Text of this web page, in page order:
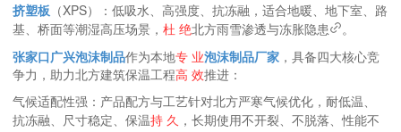
挤塑板 （XPS）
：低吸水、高强度、抗冻融，适合地暖、地下室、路
基、桥面等潮湿高压场景，杜 绝北方雨雪渗透与冻胀隐患
。
张家口广兴泡沫制品作为本地专 业泡沫制品厂家 ，具备四大核心竞
争力 ，助力北方建筑保温工程高 效推进：
气候适配性强 ：产品配方与工艺针对北方严寒气候优化， 耐低温、
抗冻融、尺寸稳定、保温持 久 ，长期使用不开裂、不脱落、性能不